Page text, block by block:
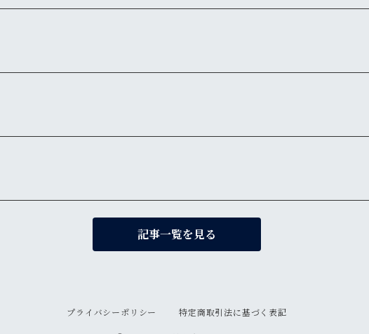
記事一覧を見る
プライバシーポリシー 特定商取引法に基づく表記